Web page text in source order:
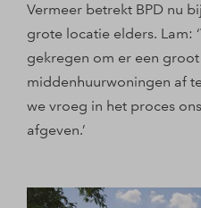
Vermeer betrekt BPD nu
grote locatie elders. Lam:
gekregen om er een
middenhuurwoningen af
we vroeg in het proces
afgeven.’